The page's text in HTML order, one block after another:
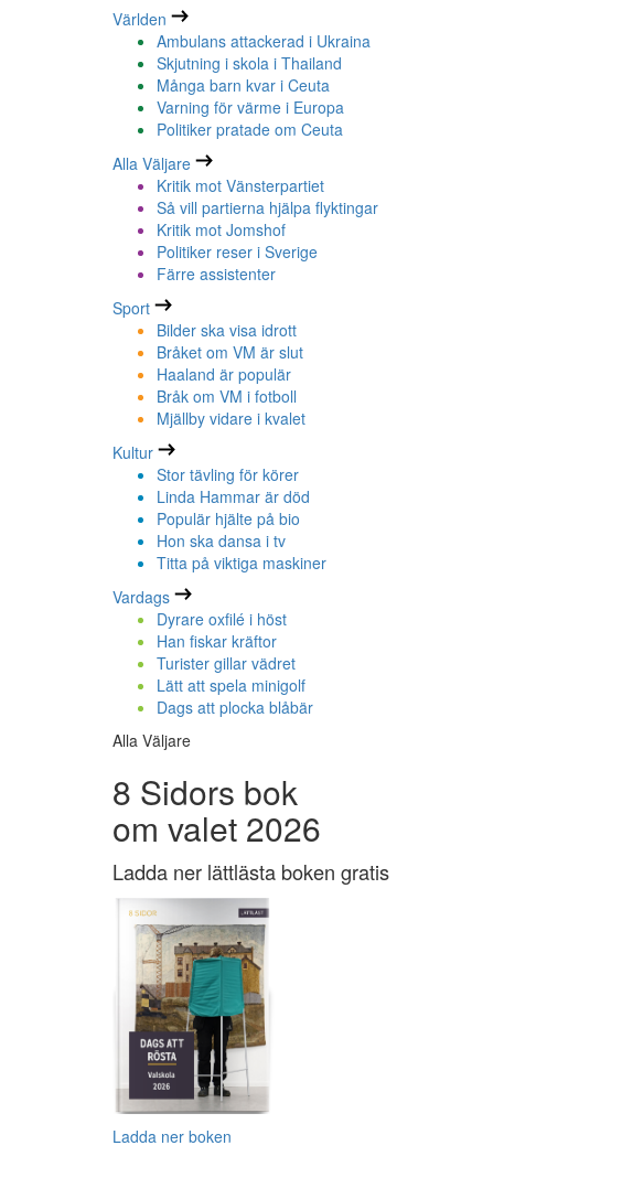
Världen
Ambulans attackerad i Ukraina
Skjutning i skola i Thailand
Många barn kvar i Ceuta
Varning för värme i Europa
Politiker pratade om Ceuta
Alla Väljare
Kritik mot Vänsterpartiet
Så vill partierna hjälpa flyktingar
Kritik mot Jomshof
Politiker reser i Sverige
Färre assistenter
Sport
Bilder ska visa idrott
Bråket om VM är slut
Haaland är populär
Bråk om VM i fotboll
Mjällby vidare i kvalet
Kultur
Stor tävling för körer
Linda Hammar är död
Populär hjälte på bio
Hon ska dansa i tv
Titta på viktiga maskiner
Vardags
Dyrare oxfilé i höst
Han fiskar kräftor
Turister gillar vädret
Lätt att spela minigolf
Dags att plocka blåbär
Alla Väljare
8 Sidors bok
om valet 2026
Ladda ner lättlästa boken gratis
Ladda ner boken